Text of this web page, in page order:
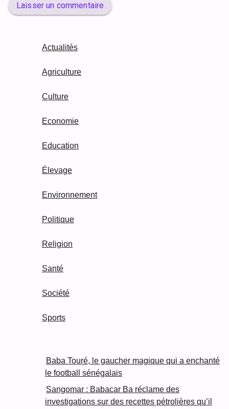
Laisser un commentaire
Actualités
Agriculture
Culture
Economie
Education
Élevage
Environnement
Politique
Religion
Santé
Société
Sports
Baba Touré, le gaucher magique qui a enchanté
le football sénégalais
Sangomar : Babacar Ba réclame des
investigations sur des recettes pétrolières qu’il